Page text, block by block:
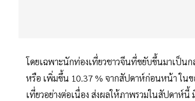
โดยเฉพาะนักท่องเที่ยวชาวจีนที่ขยับขึ้นมาเป็น
หรือ เพิ่มขึ้น 10.37 % จากสัปดาห์ก่อนหน้า ในข
เที่ยวอย่างต่อเนื่อง ส่งผลให้ภาพรวมในสัปดาห์